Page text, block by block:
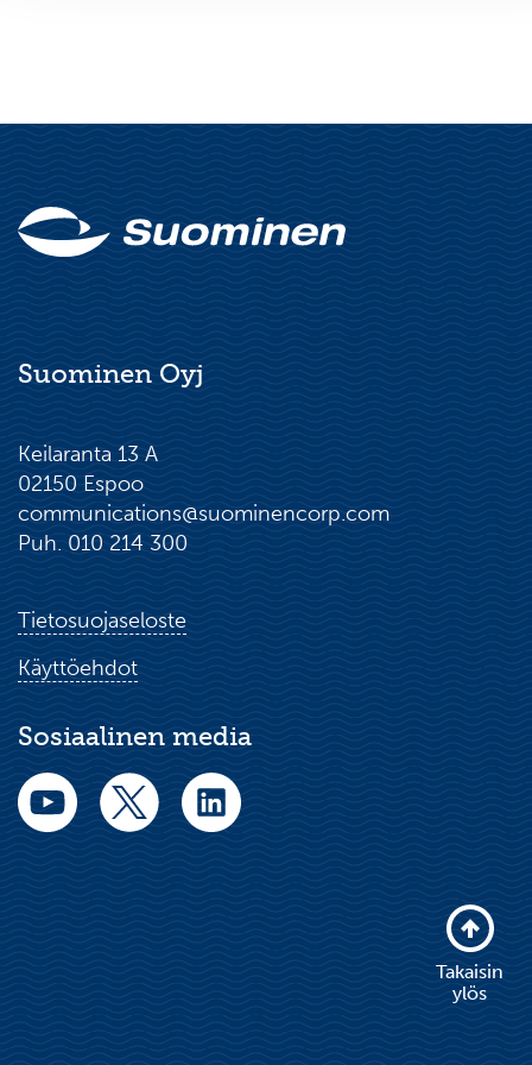
Suominen Oyj
Keilaranta 13 A
02150 Espoo
communications@suominencorp.com
Puh. 010 214 300
Tietosuojaseloste
Käyttöehdot
Sosiaalinen media
Takaisin
ylös